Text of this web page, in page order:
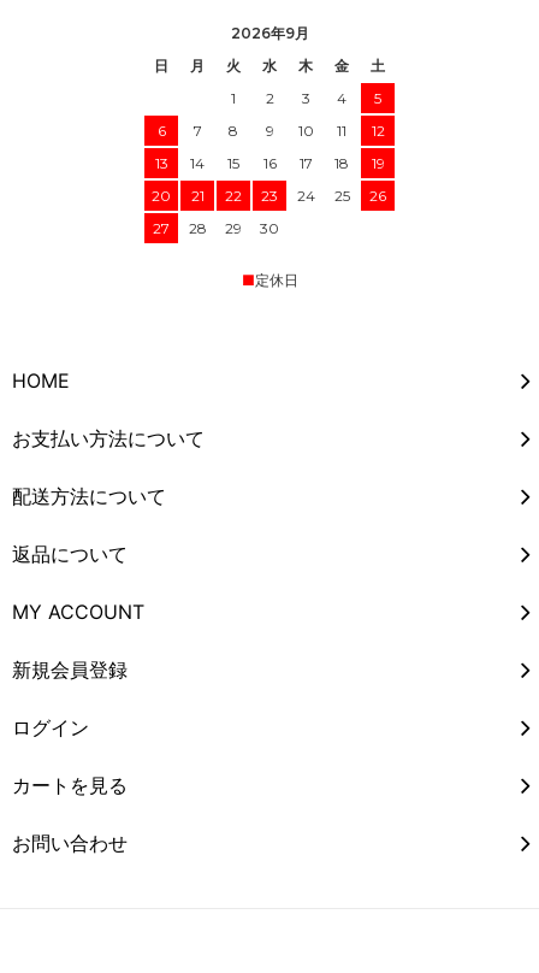
2026年9月
日
月 火 水 木 金
土
1
2 3 4
5
6
7 8 9 10 11
12
13
14 15 16 17 18
19
20
21 22 23 24 25
26
27
28 29 30
■定休日
HOME
お支払い方法について
配送方法について
返品について
MY ACCOUNT
新規会員登録
ログイン
カートを見る
お問い合わせ